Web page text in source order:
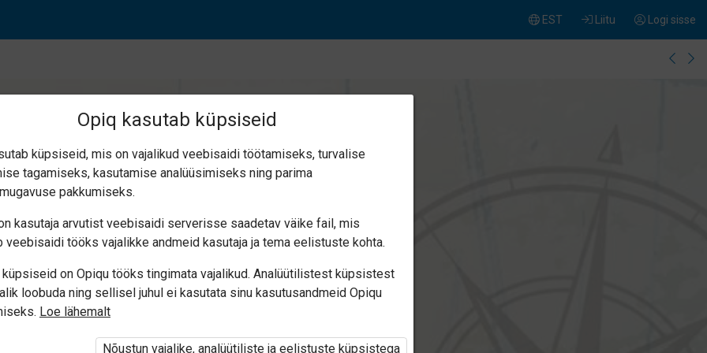
Logi sisse
Liitu
EST
Opiqusse sisse logitud.
Opiq kasutab küpsiseid
küpsiseid, mis on vajalikud veebisaidi töötamiseks, turvalise
tagamiseks, kasutamise analüüsimiseks ning parima
pakkumiseks.
kasutaja arvutist veebisaidi serverisse saadetav väike fail, mis
veebisaidi tööks vajalikke andmeid kasutaja ja tema eelistuste kohta.
küpsiseid on Opiqu tööks tingimata vajalikud. Analüütilistest küpsistest
loobuda ning sellisel juhul ei kasutata sinu kasutusandmeid Opiqu
Loe lähemalt
Nõustun vajalike, analüütiliste ja eelistuste küpsistega